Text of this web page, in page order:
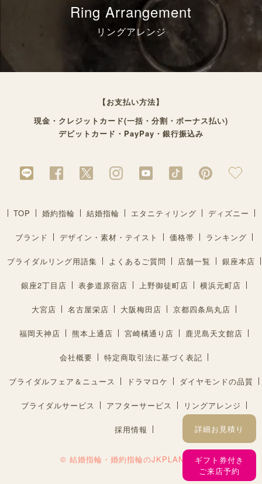
Ring Arrangement
リングアレンジ
詳細お見積り
ギフト券付き
ご来店予約
【お支払い方法】
現金・クレジットカード(一括・分割・ボーナス払い)
デビットカード・PayPay・銀行振込み
TOP 婚約指輪 結婚指輪 エタニティリング ディズニー
ブランド デザイン・素材・テイスト 価格帯 ランキング
ブライダルリング用語集 よくあるご質問 店舗一覧 銀座本店
銀座2丁目店 表参道原宿店 上野御徒町店 横浜元町店
大宮店 名古屋栄店 大阪梅田店 京都四条烏丸店
福岡天神店 熊本上通店 宮崎橘通り店 鹿児島天文館店
会社概要 特定商取引法に基づく表記
ブライダルフェア＆ニュース ドラマロケ ダイヤモンドの品質
ブライダルサービス アフターサービス リングアレンジ
採用情報
© 結婚指輪・婚約指輪のJKPLANET®︎